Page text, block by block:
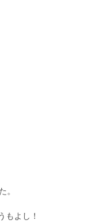
。
もよし！